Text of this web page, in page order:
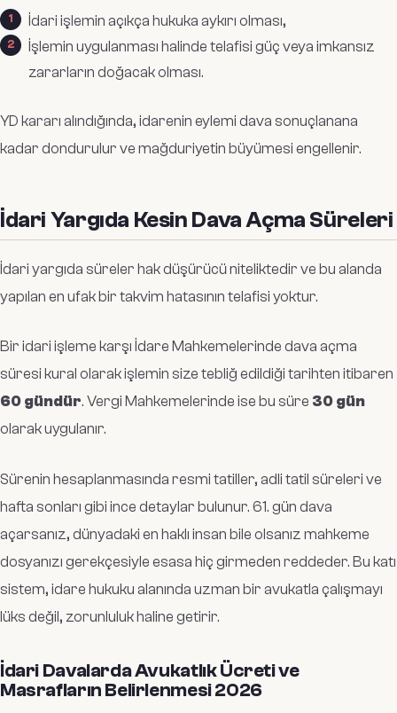
İdari işlemin açıkça hukuka aykırı olması,
İşlemin uygulanması halinde telafisi güç veya imkansız
zararların doğacak olması.
YD kararı alındığında, idarenin eylemi dava sonuçlanana
kadar dondurulur ve mağduriyetin büyümesi engellenir.
İdari Yargıda Kesin Dava Açma Süreleri
İdari yargıda süreler hak düşürücü niteliktedir ve bu alanda
yapılan en ufak bir takvim hatasının telafisi yoktur.
Bir idari işleme karşı İdare Mahkemelerinde dava açma
süresi kural olarak işlemin size tebliğ edildiği tarihten itibaren
60 gündür. Vergi Mahkemelerinde ise bu süre 30 gün
olarak uygulanır.
Sürenin hesaplanmasında resmi tatiller, adli tatil süreleri ve
hafta sonları gibi ince detaylar bulunur. 61. gün dava
açarsanız, dünyadaki en haklı insan bile olsanız mahkeme
dosyanızı gerekçesiyle esasa hiç girmeden reddeder. Bu katı
sistem, idare hukuku alanında uzman bir avukatla çalışmayı
lüks değil, zorunluluk haline getirir.
İdari Davalarda Avukatlık Ücreti ve
Masrafların Belirlenmesi 2026